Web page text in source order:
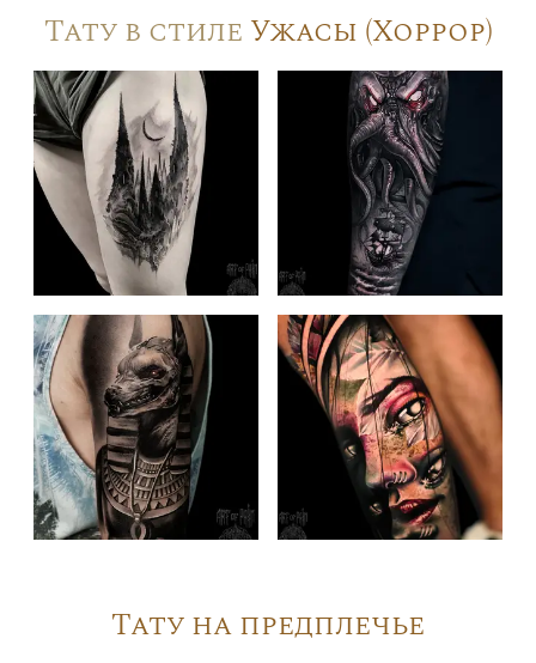
Тату в стиле Ужасы (Хоррор)
Тату на предплечье